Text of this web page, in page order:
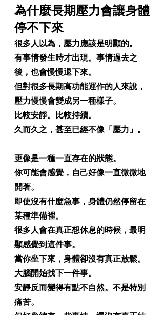
為什麼長期壓力會讓身體
停不下來
很多人以為，壓力應該是明顯的。
有事情發生時才出現。事情過去之
後，也會慢慢退下來。
但對很多長期高功能運作的人來說，
壓力慢慢會變成另一種樣子。
比較安靜。比較持續。
久而久之，甚至已經不像「壓力」。
更像是一種一直存在的狀態。
你可能會感覺，自己好像一直微微地
開著。
即使沒有什麼急事，身體仍然停留在
某種準備裡。
很多人會在真正想休息的時候，最明
顯感覺到這件事。
當你坐下來，身體卻沒有真正放鬆。
大腦開始找下一件事。
安靜反而變得有點不自然。不是特別
痛苦。